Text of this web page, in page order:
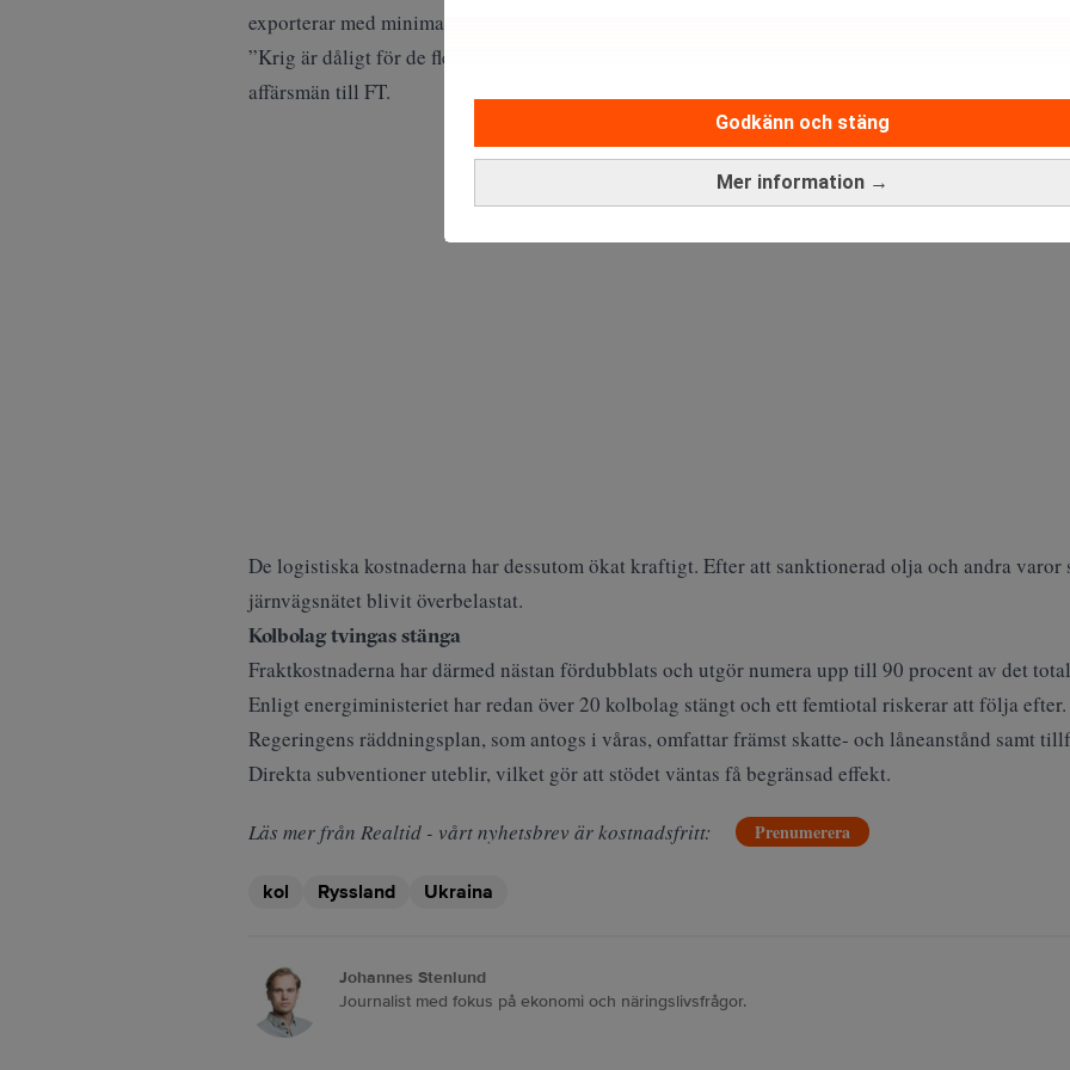
Mer information →
Godkänn och stäng
exporterar med minimal eller negativ marginal.
”Krig är dåligt för de flesta ryska företag, om inte alla. Men kolsektorn är riktigt djupt nere i
affärsmän till FT.
De logistiska kostnaderna har dessutom ökat kraftigt. Efter att sanktionerad olja och andra
järnvägsnätet blivit överbelastat.
Kolbolag tvingas stänga
Fraktkostnaderna har därmed nästan fördubblats och utgör numera upp till 90 procent av det
Enligt energiministeriet har redan över 20 kolbolag stängt och ett femtiotal riskerar att följa efter.
Regeringens räddningsplan, som antogs i våras, omfattar främst skatte- och låneanstånd samt
Direkta subventioner uteblir, vilket gör att stödet väntas få begränsad effekt.
Läs mer från Realtid - vårt nyhetsbrev är kostnadsfritt: Prenumerera
kol Ryssland Ukraina
Johannes Stenlund
Journalist med fokus på ekonomi och näringslivsfrågor.